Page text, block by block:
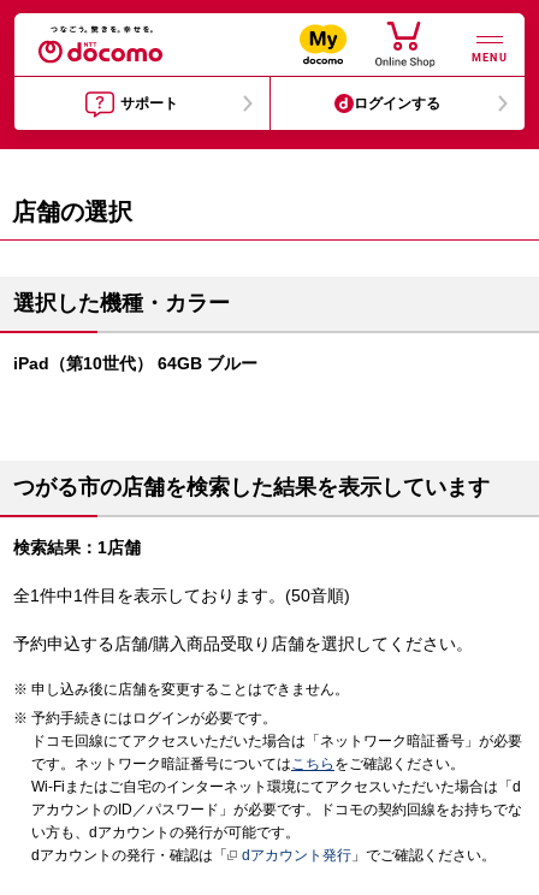
MENU
サポート ログインする
店舗の選択
選択した機種・カラー
iPad（第10世代） 64GB ブルー
つがる市の店舗を検索した結果を表示しています
検索結果：1店舗
全1件中1件目を表示しております。(50音順)
予約申込する店舗/購入商品受取り店舗を選択してください。
申し込み後に店舗を変更することはできません。
予約手続きにはログインが必要です。
ドコモ回線にてアクセスいただいた場合は「ネットワーク暗証番号」が必要
です。ネットワーク暗証番号についてはこちら をご確認ください。
Wi-Fiまたはご自宅のインターネット環境にてアクセスいただいた場合は「d
アカウントのID／パスワード」が必要です。ドコモの契約回線をお持ちでな
い方も、dアカウントの発行が可能です。
dアカウントの発行・確認は「
dアカウント発行 」でご確認ください。